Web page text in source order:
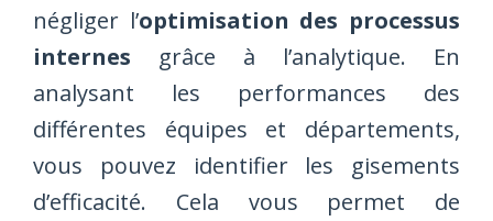
négliger l’optimisation des processus
internes grâce à l’analytique. En
analysant les performances des
différentes équipes et départements,
vous pouvez identifier les gisements
d’efficacité. Cela vous permet de